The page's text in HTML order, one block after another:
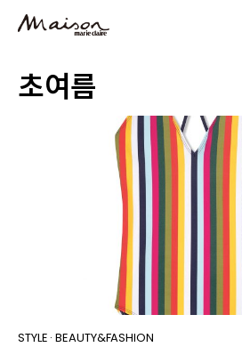
content
초여름
Summer
STYLE ·BEAUTY&FASHION